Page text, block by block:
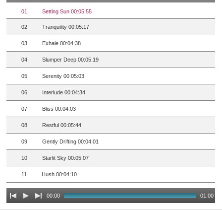
01 Setting Sun 00:05:55
02 Tranquility 00:05:17
03 Exhale 00:04:38
04 Slumper Deep 00:05:19
05 Serenity 00:05:03
06 Interlude 00:04:34
07 Bliss 00:04:03
08 Restful 00:05:44
09 Gently Drifting 00:04:01
10 Starlit Sky 00:05:07
11 Hush 00:04:10
00:00 01:00